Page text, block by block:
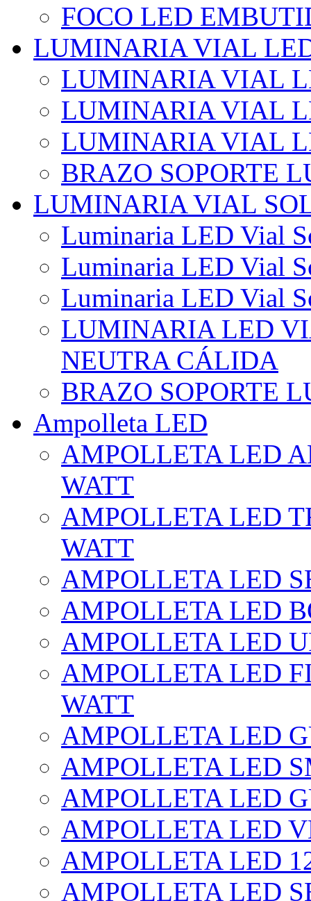
FOCO LED
LUMINARIA VIAL
LUMINARIA VIAL
LUMINARIA VIAL
LUMINARIA VIAL
BRAZO SOPORTE
LUMINARIA VIAL
Luminaria LED Vial
Luminaria LED Vial
Luminaria LED Vial
LUMINARIA LED
NEUTRA CÁLIDA
BRAZO SOPORTE
Ampolleta LED
AMPOLLETA LED
WATT
AMPOLLETA LED
WATT
AMPOLLETA LED
AMPOLLETA LED
AMPOLLETA LED
AMPOLLETA LED
WATT
AMPOLLETA LED
AMPOLLETA LED
AMPOLLETA LED
AMPOLLETA LED
AMPOLLETA LED
AMPOLLETA LED